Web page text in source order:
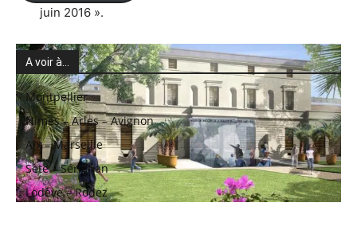
juin 2016 ».
A voir à…
Montpellier
Nimes – Arles – Avignon
Aix – Marseille
Sète – Sérignan
Lodève – Rodez